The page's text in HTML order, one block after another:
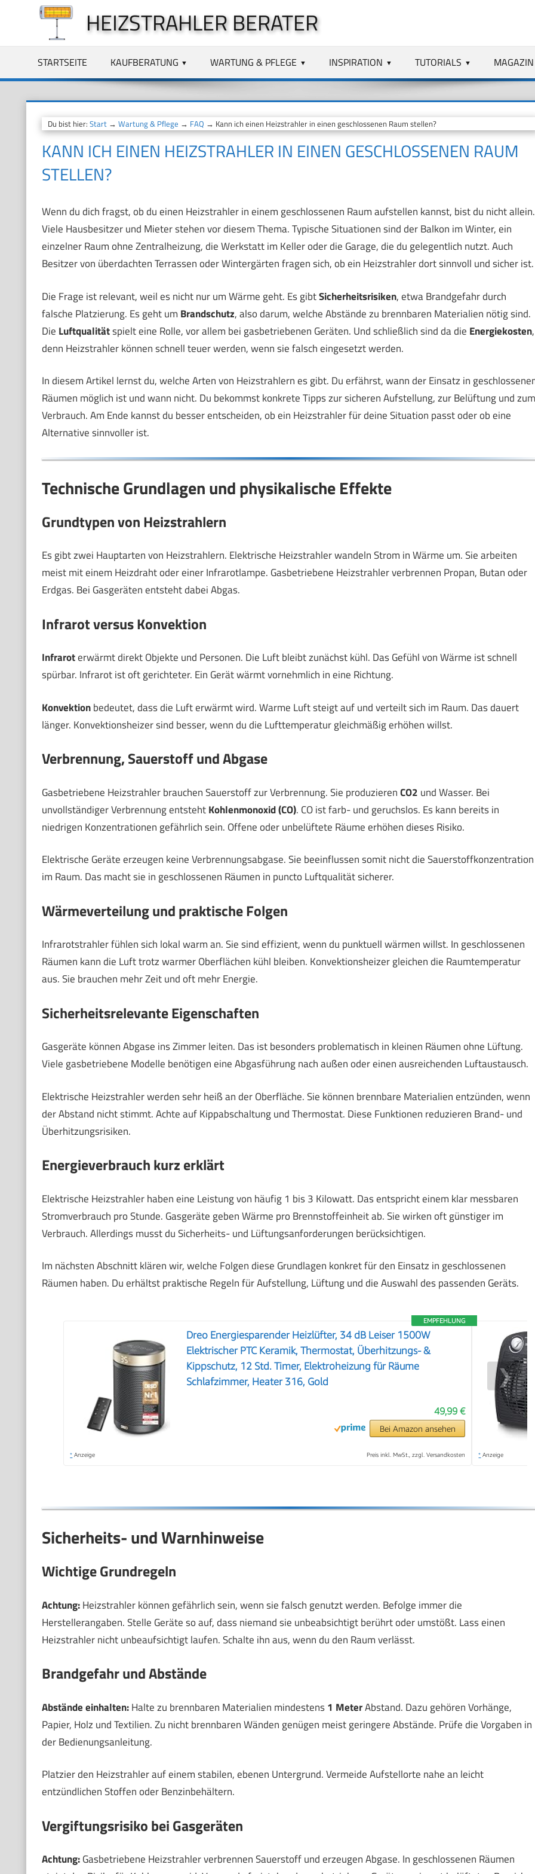
springen
HEIZSTRAHLER BERATER
STARTSEITE KAUFBERATUNG WARTUNG & PFLEGE INSPIRATION TUTORIALS MAGAZIN
Du bist hier: Start→ Wartung & Pflege → FAQ → Kann ich einen Heizstrahler in einen geschlossenen Raum stellen?
KANN ICH EINEN HEIZSTRAHLER IN EINEN GESCHLOSSENEN RAUM
STELLEN?
Wenn du dich fragst, ob du einen Heizstrahler in einem geschlossenen Raum aufstellen kannst, bist du nicht allein.
Viele Hausbesitzer und Mieter stehen vor diesem Thema. Typische Situationen sind der Balkon im Winter, ein
einzelner Raum ohne Zentralheizung, die Werkstatt im Keller oder die Garage, die du gelegentlich nutzt. Auch
Besitzer von überdachten Terrassen oder Wintergärten fragen sich, ob ein Heizstrahler dort sinnvoll und sicher ist.
Die Frage ist relevant, weil es nicht nur um Wärme geht. Es gibtSicherheitsrisiken, etwa Brandgefahr durch
falsche Platzierung. Es geht um Brandschutz, also darum, welche Abstände zu brennbaren Materialien nötig sind.
Die Luftqualitätspielt eine Rolle, vor allem bei gasbetriebenen Geräten. Und schließlich sind da die Energiekosten,
denn Heizstrahler können schnell teuer werden, wenn sie falsch eingesetzt werden.
In diesem Artikel lernst du, welche Arten von Heizstrahlern es gibt. Du erfährst, wann der Einsatz in
Räumen möglich ist und wann nicht. Du bekommst konkrete Tipps zur sicheren Aufstellung, zur Belüftung und zum
Verbrauch. Am Ende kannst du besser entscheiden, ob ein Heizstrahler für deine Situation passt oder ob eine
Alternative sinnvoller ist.
Technische Grundlagen und physikalische Effekte
Grundtypen von Heizstrahlern
Es gibt zwei Hauptarten von Heizstrahlern. Elektrische Heizstrahler wandeln Strom in Wärme um. Sie arbeiten
meist mit einem Heizdraht oder einer Infrarotlampe. Gasbetriebene Heizstrahler verbrennen Propan, Butan oder
Erdgas. Bei Gasgeräten entsteht dabei Abgas.
Infrarot versus Konvektion
Infraroterwärmt direkt Objekte und Personen. Die Luft bleibt zunächst kühl. Das Gefühl von Wärme ist schnell
spürbar. Infrarot ist oft gerichteter. Ein Gerät wärmt vornehmlich in eine Richtung.
Konvektionbedeutet, dass die Luft erwärmt wird. Warme Luft steigt auf und verteilt sich im Raum. Das dauert
länger. Konvektionsheizer sind besser, wenn du die Lufttemperatur gleichmäßig erhöhen willst.
Verbrennung, Sauerstoff und Abgase
Gasbetriebene Heizstrahler brauchen Sauerstoff zur Verbrennung. Sie produzierenCO2 und Wasser. Bei
unvollständiger Verbrennung entstehtKohlenmonoxid (CO). CO ist farb- und geruchslos. Es kann bereits in
niedrigen Konzentrationen gefährlich sein. Offene oder unbelüftete Räume erhöhen dieses Risiko.
Elektrische Geräte erzeugen keine Verbrennungsabgase. Sie beeinflussen somit nicht die Sauerstoffkonzentration
im Raum. Das macht sie in geschlossenen Räumen in puncto Luftqualität sicherer.
Wärmeverteilung und praktische Folgen
Infrarotstrahler fühlen sich lokal warm an. Sie sind effizient, wenn du punktuell wärmen willst. In geschlossenen
Räumen kann die Luft trotz warmer Oberflächen kühl bleiben. Konvektionsheizer gleichen die Raumtemperatur
aus. Sie brauchen mehr Zeit und oft mehr Energie.
Sicherheitsrelevante Eigenschaften
Gasgeräte können Abgase ins Zimmer leiten. Das ist besonders problematisch in kleinen Räumen ohne Lüftung.
Viele gasbetriebene Modelle benötigen eine Abgasführung nach außen oder einen ausreichenden Luftaustausch.
Elektrische Heizstrahler werden sehr heiß an der Oberfläche. Sie können brennbare Materialien entzünden, wenn
der Abstand nicht stimmt. Achte auf Kippabschaltung und Thermostat. Diese Funktionen reduzieren Brand- und
Überhitzungsrisiken.
Energieverbrauch kurz erklärt
Elektrische Heizstrahler haben eine Leistung von häufig 1 bis 3 Kilowatt. Das entspricht einem klar messbaren
Stromverbrauch pro Stunde. Gasgeräte geben Wärme pro Brennstoffeinheit ab. Sie wirken oft günstiger im
Verbrauch. Allerdings musst du Sicherheits- und Lüftungsanforderungen berücksichtigen.
Im nächsten Abschnitt klären wir, welche Folgen diese Grundlagen konkret für den Einsatz in geschlossenen
Räumen haben. Du erhältst praktische Regeln für Aufstellung, Lüftung und die Auswahl des passenden Geräts.
EMPFEHLUNG
Dreo Energiesparender Heizlüfter, 34 dB Leiser 1500W
Elektrischer PTC Keramik, Thermostat, Überhitzungs- &
Kippschutz, 12 Std. Timer, Elektroheizung für Räume
Schlafzimmer, Heater 316, Gold
49,99 €
Bei Amazon ansehen
* Anzeige Preis inkl. MwSt., zzgl. Versandkosten * Anzeige
❯
Sicherheits- und Warnhinweise
Wichtige Grundregeln
Achtung:Heizstrahler können gefährlich sein, wenn sie falsch genutzt werden. Befolge immer die
Herstellerangaben. Stelle Geräte so auf, dass niemand sie unbeabsichtigt berührt oder umstößt. Lass einen
Heizstrahler nicht unbeaufsichtigt laufen. Schalte ihn aus, wenn du den Raum verlässt.
Brandgefahr und Abstände
Abstände einhalten:Halte zu brennbaren Materialien mindestens1 MeterAbstand. Dazu gehören Vorhänge,
Papier, Holz und Textilien. Zu nicht brennbaren Wänden genügen meist geringere Abstände. Prüfe die Vorgaben in
der Bedienungsanleitung.
Platzier den Heizstrahler auf einem stabilen, ebenen Untergrund. Vermeide Aufstellorte nahe an leicht
entzündlichen Stoffen oder Benzinbehältern.
Vergiftungsrisiko bei Gasgeräten
Achtung:Gasbetriebene Heizstrahler verbrennen Sauerstoff und erzeugen Abgase. In geschlossenen Räumen